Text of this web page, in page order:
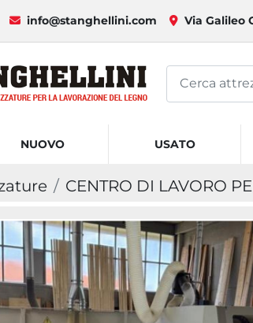
info@stanghellini.com Via Galileo
NUOVO USATO
CENTRO DI LAVORO